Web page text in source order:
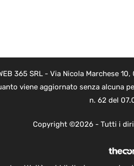
365 SRL - Via Nicola Marchese
viene aggiornato senza
n. 62 del
Copyright ©2026 - Tutti i